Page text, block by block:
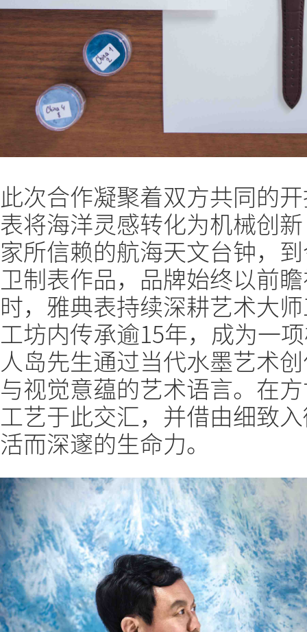
此次合作凝聚着双方共同的
表将海洋灵感转化为机械创
家所信赖的航海天文台钟，
卫制表作品，品牌始终以前
时，雅典表持续深耕艺术大
工坊内传承逾15年，成为一
人岛先生通过当代水墨艺术
与视觉意蕴的艺术语言。在
工艺于此交汇，并借由细致
活而深邃的生命力。